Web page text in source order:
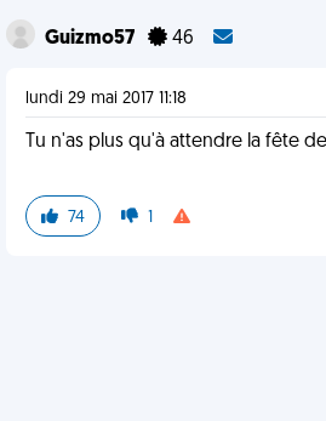
Guizmo57 46
lundi 29 mai 2017 11:18
Tu n'as plus qu'à attendre la fête
74 1